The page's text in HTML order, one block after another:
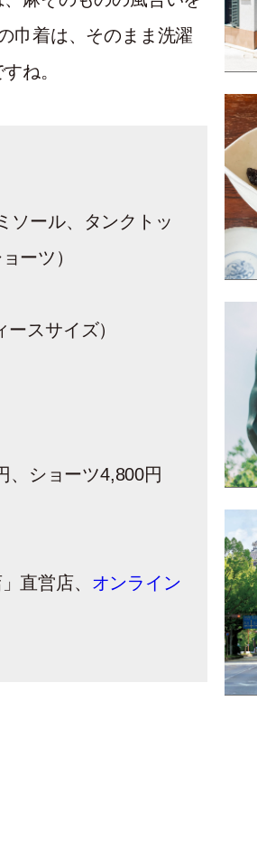
巾着は、そのまま洗濯
ね。
ール、タンクトッ
ーツ）
スサイズ）
ショーツ4,800円
直営店、 オンライン